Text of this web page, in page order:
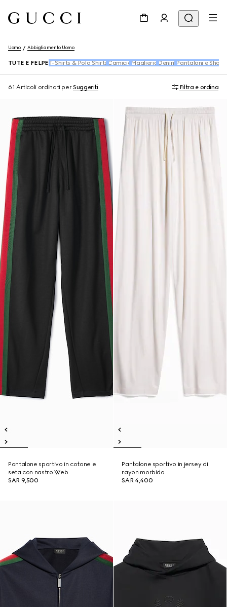
Uomo Abbigliamento Uomo
TUTE E FELPE T-Shirts & Polo Shirts CamicieMaglieria Denim Pantaloni e Shorts
61 Articoli ordinati perSuggeriti Filtra e ordina
Pantalone sportivo in cotone e
seta con nastro Web
SAR 9,500
Pantalone sportivo in jersey di
rayon morbido
SAR 4,400